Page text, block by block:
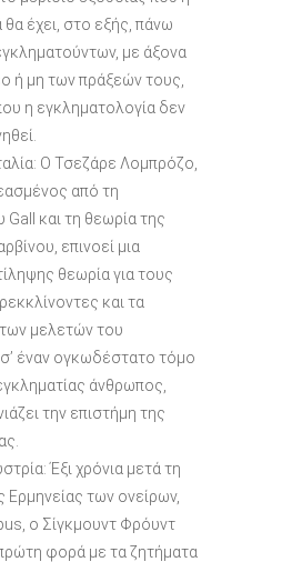
θα έχει, στο εξής, πάνω
με άξονα
ή μη των πράξεών τους,
η εγκληματολογία δεν
Ο Τσεζάρε Λομπρόζο,
από τη
και τη θεωρία της
επινοεί μια
θεωρία για τους
και τα
μελετών του
έναν ογκωδέστατο τόμο
άνθρωπος,
την επιστήμη της
Έξι χρόνια μετά τη
Ερμηνείας των ονείρων,
o Σίγκμουντ Φρόυντ
φορά με τα ζητήματα